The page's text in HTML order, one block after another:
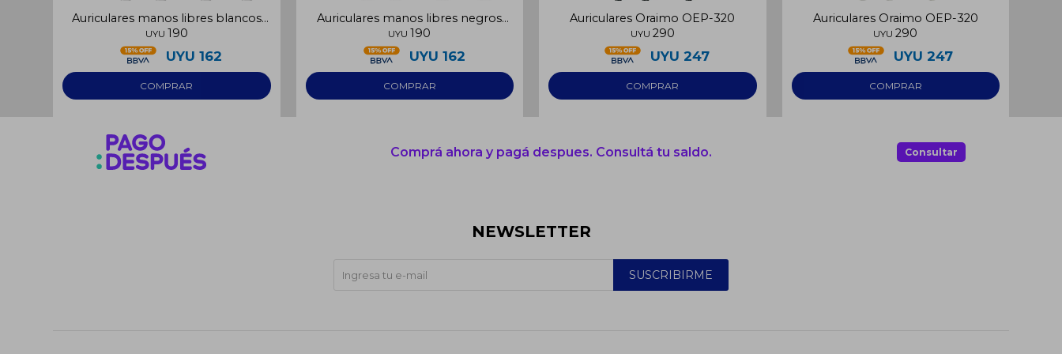
Auriculares manos libres blancos
3.5mm
UYU 190
UYU 162
Auriculares manos libres negros
3.5mm
UYU 190
UYU 162
Auriculares Oraimo OEP-320
UYU 290
UYU 247
Auriculares Oraimo OEP-320
UYU 290
UYU 247
Comprá ahora y pagá despues. Consultá tu saldo. Consultar
NEWSLETTER
SUSCRIBIRME